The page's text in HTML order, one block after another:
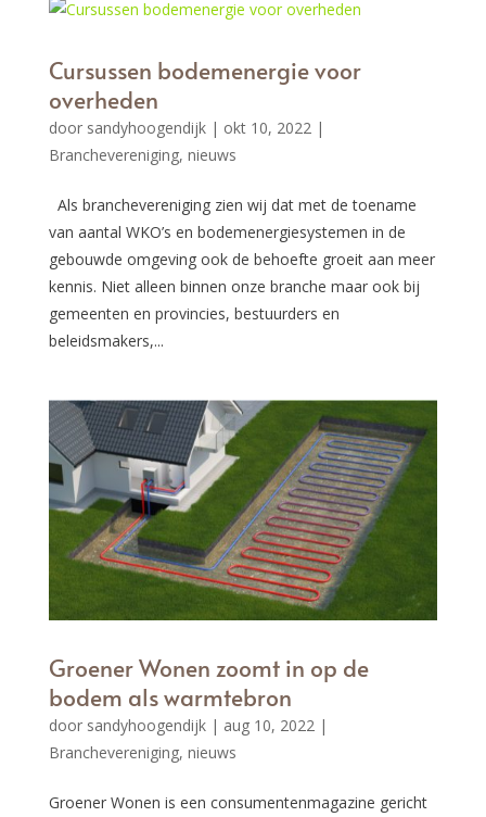
Cursussen bodemenergie voor
overheden
door sandyhoogendijk| okt 10, 2022 |
Branchevereniging, nieuws
Als branchevereniging zien wij dat met de toename
van aantal WKO’s en bodemenergiesystemen in de
gebouwde omgeving ook de behoefte groeit aan meer
kennis. Niet alleen binnen onze branche maar ook bij
gemeenten en provincies, bestuurders en
beleidsmakers,...
Groener Wonen zoomt in op de
bodem als warmtebron
door sandyhoogendijk| aug 10, 2022 |
Branchevereniging, nieuws
Groener Wonen is een consumentenmagazine gericht